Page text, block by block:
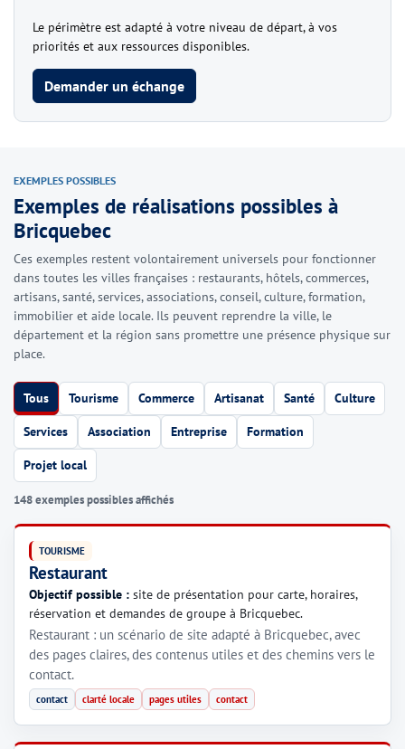
Le périmètre est adapté à votre niveau de départ, à vos
priorités et aux ressources disponibles.
Demander un échange
EXEMPLES POSSIBLES
Exemples de réalisations possibles à
Bricquebec
Ces exemples restent volontairement universels pour fonctionner
dans toutes les villes françaises : restaurants, hôtels, commerces,
artisans, santé, services, associations, conseil, culture, formation,
immobilier et aide locale. Ils peuvent reprendre la ville, le
département et la région sans promettre une présence physique sur
place.
Tous Tourisme Commerce Artisanat Santé Culture
Services Association Entreprise Formation
Projet local
148 exemples possibles affichés
TOURISME
Restaurant
Objectif possible : site de présentation pour carte, horaires,
réservation et demandes de groupe à Bricquebec.
Restaurant : un scénario de site adapté à Bricquebec, avec
des pages claires, des contenus utiles et des chemins vers le
contact.
contact clarté locale pages utiles contact